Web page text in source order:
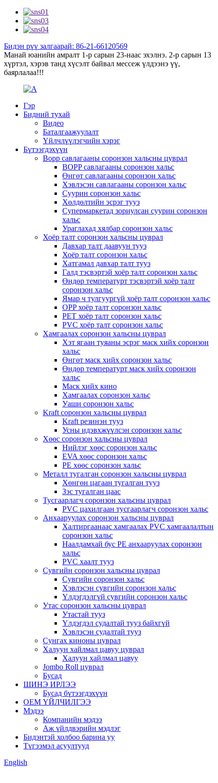
Бидэн рүү залгаарай: 86-21-66120569
Манай юанийн амралт 1-р сарын 23-наас эхэлнэ. 2-р сарын 13
хүртэл, хэрэв танд хүсэлт байвал мессеж үлдээнэ үү,
баярлалаа!!!
Гэр
Бидний тухай
Видео
Баталгаажуулалт
Үйлчлүүлэгчийн хэрэг
Бүтээгдэхүүн
Bopp савлагааны соронзон хальсны цуврал
BOPP савлагааны соронзон хальс
Өнгөт савлагааны соронзон хальс
Хэвлэсэн савлагааны соронзон хальс
Суурин соронзон хальс
Хөлдөлтийн эсрэг тууз
Супермаркетад зориулсан суурин соронзон
хальс
Ураглахад хялбар соронзон хальс
Хоёр талт соронзон хальсны цуврал
Давхар талт даавуун тууз
Хоёр талт соронзон хальс
Хатгамал давхар талт тууз
Галд тэсвэртэй хоёр талт соронзон хальс
Өндөр температурт тэсвэртэй хоёр талт
соронзон хальс
Ямар ч тулгуургүй хоёр талт соронзон хальс
OPP хоёр талт соронзон хальс
PET хоёр талт соронзон хальс
PVC хоёр талт соронзон хальс
Хамгаалах соронзон хальсны цуврал
Хэт ягаан туяаны эсрэг маск хийх соронзон
хальс
Өнгөт маск хийх соронзон хальс
Өндөр температурт маск хийх соронзон
хальс
Маск хийх кино
Хамгаалах соронзон хальс
Уаши соронзон хальс
Kraft соронзон хальсны цуврал
Kraft резинэн тууз
Усны идэвхжүүлсэн соронзон хальс
Хөөс соронзон хальсны цуврал
Нийлэг хөөс соронзон хальс
EVA хөөс соронзон хальс
PE хөөс соронзон хальс
Металл тугалган соронзон хальсны цуврал
Хөнгөн цагаан тугалган тууз
Зэс тугалган цаас
Тусгаарлагч соронзон хальсны цуврал
PVC цахилгаан тусгаарлагч соронзон хальс
Анхааруулах соронзон хальсны цуврал
Халтиргаанаас хамгаалах PVC хамгаалалтын
соронзон хальс
Наалдамхай бус PE анхааруулах соронзон
хальс
PVC хаалт тууз
Сувгийн соронзон хальсны цуврал
Сувгийн соронзон хальс
Хэвлэсэн сувгийн соронзон хальс
Үлдэгдэлгүй сувгийн соронзон хальс
Утас соронзон хальсны цуврал
Утастай тууз
Үлдэгдэл судалтай тууз байхгүй
Хэвлэсэн судалтай тууз
Сунгах киноны цуврал
Халуун хайлмал цавуу цуврал
Халуун хайлмал цавуу
Jombo Roll цуврал
Бусад
ШИНЭ ИРЛЭЭ
Бусад бүтээгдэхүүн
OEM ҮЙЛЧИЛГЭЭ
Мэдээ
Компанийн мэдээ
Аж үйлдвэрийн мэдлэг
Бидэнтэй холбоо барина уу
Түгээмэл асуултууд
English